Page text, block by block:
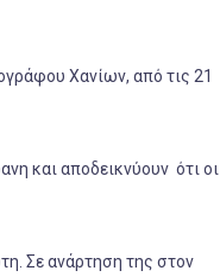
Χανίων, από τις 21
και αποδεικνύουν ότι οι
Σε ανάρτηση της στον